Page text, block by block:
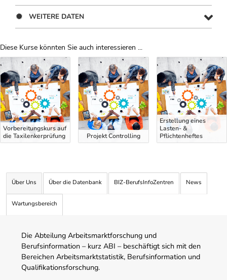
WEITERE DATEN
Diese Kurse könnten Sie auch interessieren ...
Uber Weiterbildungsvorschläge
Vorbereitungskurs auf
die Taxilenkerprüfung
Projekt Controlling
Erstellung eines
Lasten- &
Pflichtenheftes
Über Uns Über die Datenbank BIZ-BerufsInfoZentren News
Wartungsbereich
Die Abteilung Arbeitsmarktforschung und
Berufsinformation – kurz ABI – beschäftigt sich mit den
Bereichen Arbeitsmarktstatistik, Berufsinformation und
Qualifikationsforschung.